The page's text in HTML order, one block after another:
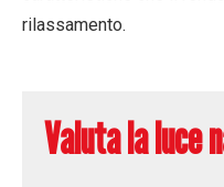
rilassamento.
Valuta la luce